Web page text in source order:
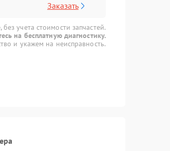
Заказать
учета стоимости запчастей.
на бесплатную диагностику.
и укажем на неисправность.